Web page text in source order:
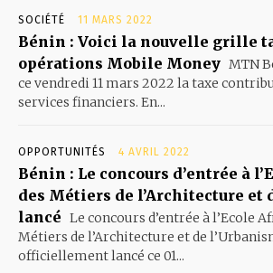
SOCIÉTÉ 11 MARS 2022
Bénin : Voici la nouvelle grille
opérations Mobile Money MTN
ce vendredi 11 mars 2022 la taxe
services financiers. En...
OPPORTUNITÉS 4 AVRIL 2022
Bénin : Le concours d’entrée à
des Métiers de l’Architecture et
lancé Le concours d’entrée à l’Ecole
Métiers de l’Architecture et de
officiellement lancé ce 01...